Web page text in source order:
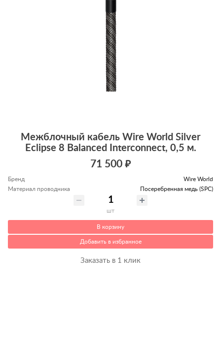
Межблочный кабель Wire World Silver
Eclipse 8 Balanced Interconnect, 0,5 м.
71 500 ₽
Бренд
Wire World
Материал проводника
Посеребренная медь (SPC)
шт
В корзину
Добавить в избранное
Заказать в 1 клик